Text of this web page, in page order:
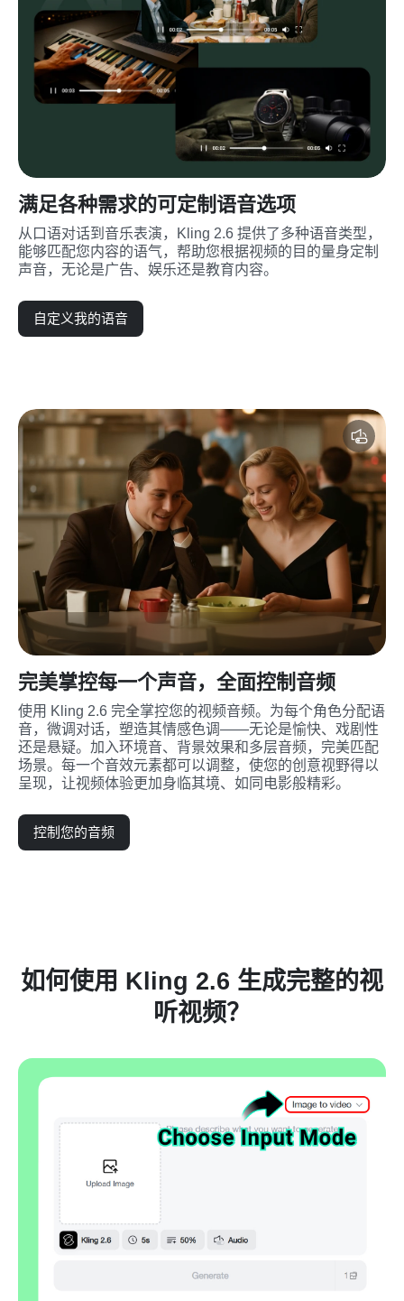
满足各种需求的可定制语音选项
从口语对话到音乐表演，Kling 2.6 提供了多种语音类型，
能够匹配您内容的语气，帮助您根据视频的目的量身定制
声音，无论是广告、娱乐还是教育内容。
自定义我的语音
完美掌控每一个声音，全面控制音频
使用 Kling 2.6 完全掌控您的视频音频。为每个角色分配语
音，微调对话，塑造其情感色调——无论是愉快、戏剧性
还是悬疑。加入环境音、背景效果和多层音频，完美匹配
场景。每一个音效元素都可以调整，使您的创意视野得以
呈现，让视频体验更加身临其境、如同电影般精彩。
控制您的音频
如何使用 Kling 2.6 生成完整的视
听视频？